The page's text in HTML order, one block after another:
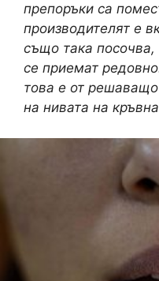
препоръки са
производителят е
също така
се приемат
това е от
на нивата на